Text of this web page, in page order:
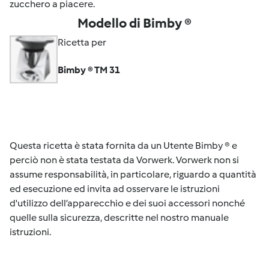
zucchero a piacere.
Modello di Bimby ®
Ricetta per
Bimby ® TM 31
Questa ricetta è stata fornita da un Utente Bimby ® e
perciò non è stata testata da Vorwerk. Vorwerk non si
assume responsabilità, in particolare, riguardo a quantità
ed esecuzione ed invita ad osservare le istruzioni
d'utilizzo dell’apparecchio e dei suoi accessori nonché
quelle sulla sicurezza, descritte nel nostro manuale
istruzioni.